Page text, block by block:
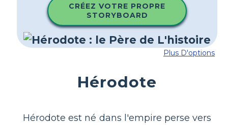
CRÉEZ VOTRE PROPRE
STORYBOARD
Plus D'options
Hérodote
Hérodote est né dans l'empire perse vers